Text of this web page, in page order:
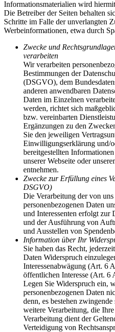
Informationsmaterialien wird
Die Betreiber der Seiten behalten
Schritte im Falle der unverlangten
Werbeinformationen, etwa durch
Zwecke und
verarbeiten
Wir verarbeiten
Bestimmungen der
(DSGVO), dem
anderen anwendbaren
Daten im Einzelnen
werden, richtet sich
bzw. vereinbarten
Ergänzungen zu den
Sie den jeweiligen
Einwilligungserklärung und/
bereitgestellten
unserer Webseite oder
entnehmen.
Zwecke zur Erfüllung eines
DSGVO)
Die Verarbeitung der von
personenbezogenen Daten
und Interessenten erfolgt zur
und der Ausführung von
und Ausstellen von
Information über Ihr
Sie haben das Recht,
Daten Widerspruch
Interessenabwägung (Art. 6
öffentlichen Interesse (Art. 6
Legen Sie Widerspruch ein,
personenbezogenen Daten
denn, es bestehen
weitere Verarbeitung, die
Verarbeitung dient der
Verteidigung von